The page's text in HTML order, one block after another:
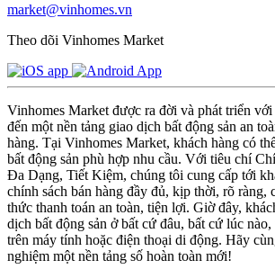
market@vinhomes.vn
Theo dõi Vinhomes Market
Vinhomes Market được ra đời và phát triển
đến một nền tảng giao dịch bất động sản an
hàng. Tại Vinhomes Market, khách hàng có
bất động sản phù hợp nhu cầu. Với tiêu chí
Đa Dạng, Tiết Kiệm, chúng tôi cung cấp tới
chính sách bán hàng đầy đủ, kịp thời, rõ ràng,
thức thanh toán an toàn, tiện lợi. Giờ đây,
dịch bất động sản ở bất cứ đâu, bất cứ lúc
trên máy tính hoặc điện thoại di động. Hãy
nghiệm một nền tảng số hoàn toàn mới!